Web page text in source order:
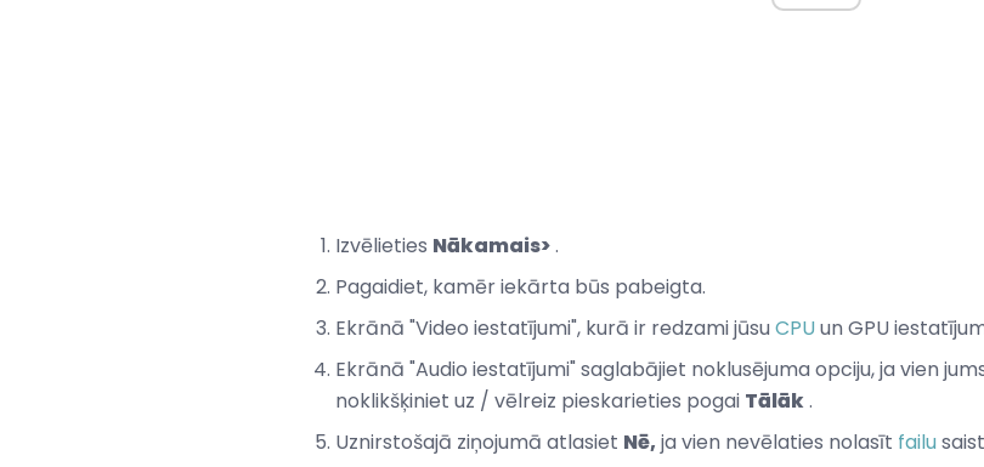
Izvēlieties Nākamais>.
Pagaidiet, kamēr iekārta būs pabeigta.
Ekrānā "Video iestatījumi", kurā ir redzami jūsu CPUun GPU
Ekrānā "Audio iestatījumi" saglabājiet noklusējuma opciju, ja vien
noklikšķiniet uz / vēlreiz pieskarieties pogai Tālāk.
Uznirstošajā ziņojumā atlasiet Nē, ja vien nevēlaties nolasīt failu